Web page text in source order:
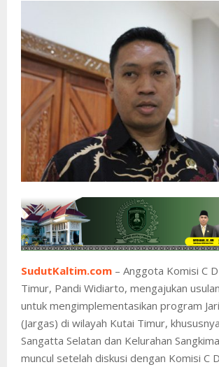
SudutKaltim.com – Anggota Komisi C
Timur, Pandi Widiarto, mengajukan
untuk mengimplementasikan program
(Jargas) di wilayah Kutai Timur,
Sangatta Selatan dan Kelurahan
muncul setelah diskusi dengan Komisi C